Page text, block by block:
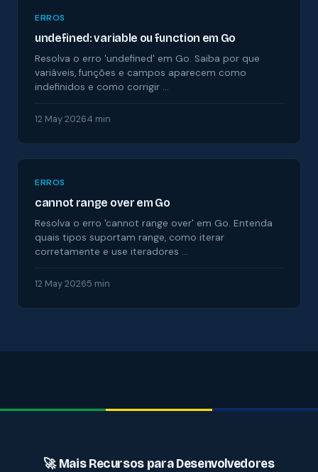
ERROS
undefined: variable ou function em Go
Resolva o erro 'undefined' em Go. Saiba por que
variáveis, funções e campos aparecem como
indefinidos e como corrigir …
12 May 20264 min
ERROS
cannot range over em Go
Resolva o erro 'cannot range over' em Go. Entenda
quais tipos suportam range, como iterar
corretamente e use iteradores …
12 May 20265 min
🚀 Mais Recursos para Desenvolvedores